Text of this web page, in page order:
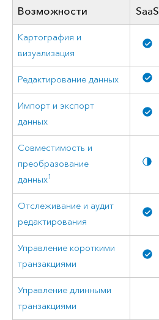
Возможности SaaS
Картография и
визуализация
Редактирование данных
Импорт и экспорт
данных
Совместимость и
преобразование
данных1
Отслеживание и аудит
редактирования
Управление короткими
транзакциями
Управление длинными
транзакциями